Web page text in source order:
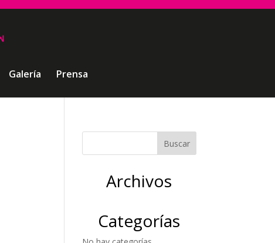
Galería Prensa
Archivos
Categorías